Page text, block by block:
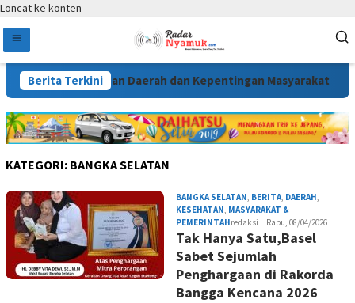
Loncat ke konten
Berita Terkini
Kebutuhan Daerah dan Kepentingan Masyarakat
KATEGORI: BANGKA SELATAN
BANGKA SELATAN, BERITA, DAERAH,
KESEHATAN, MASYARAKAT &
PEMERINTAHredaksi Rabu, 08/04/2026
Tak Hanya Satu,Basel
Sabet Sejumlah
Penghargaan di Rakorda
Bangga Kencana 2026